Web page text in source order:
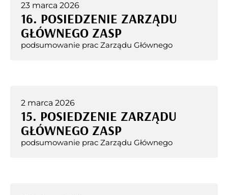
23 marca 2026
16. POSIEDZENIE ZARZĄDU
GŁÓWNEGO ZASP
podsumowanie prac Zarządu Głównego
2 marca 2026
15. POSIEDZENIE ZARZĄDU
GŁÓWNEGO ZASP
podsumowanie prac Zarządu Głównego